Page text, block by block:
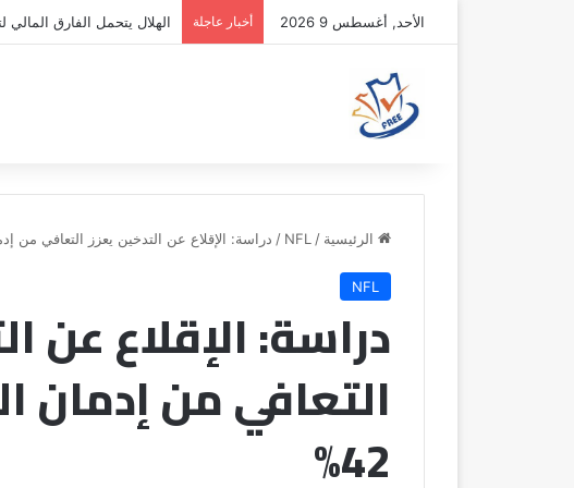
الأحد, أغسطس 9 2026 أخبار عاجلة الهلال يتحمل الفارق المالي
الرئيسية /
NFL
/ دراسة: الإقلاع عن التدخين يعزز التعافي من
NFL
دراسة: الإقلاع عن
التعافي من إدمان
42%